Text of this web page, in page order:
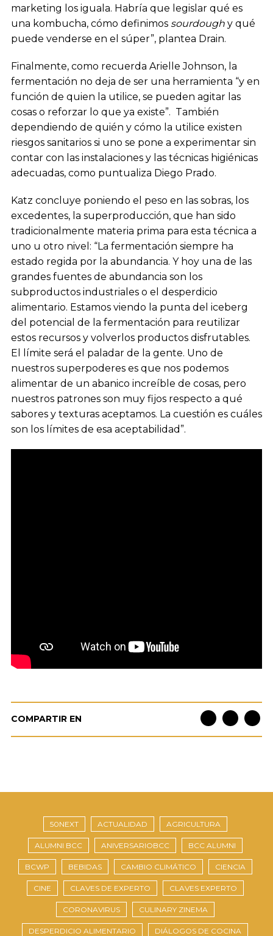
marketing los iguala. Habría que legislar qué es
una kombucha, cómo definimos sourdough y qué
puede venderse en el súper”, plantea Drain.
Finalmente, como recuerda Arielle Johnson, la
fermentación no deja de ser una herramienta “y en
función de quien la utilice, se pueden agitar las
cosas o reforzar lo que ya existe”. También
dependiendo de quién y cómo la utilice existen
riesgos sanitarios si uno se pone a experimentar sin
contar con las instalaciones y las técnicas higiénicas
adecuadas, como puntualiza Diego Prado.
Katz concluye poniendo el peso en las sobras, los
excedentes, la superproducción, que han sido
tradicionalmente materia prima para esta técnica a
uno u otro nivel: “La fermentación siempre ha
estado regida por la abundancia. Y hoy una de las
grandes fuentes de abundancia son los
subproductos industriales o el desperdicio
alimentario. Estamos viendo la punta del iceberg
del potencial de la fermentación para reutilizar
estos recursos y volverlos productos disfrutables.
El límite será el paladar de la gente. Uno de
nuestros superpoderes es que nos podemos
alimentar de un abanico increíble de cosas, pero
nuestros patrones son muy fijos respecto a qué
sabores y texturas aceptamos. La cuestión es cuáles
son los límites de esa aceptabilidad”.
COMPARTIR EN
50NEXT ACTUALIDAD AGRICULTURA
ALUMNI BCC ANIVERSARIOBCC BCC ALUMNI
BCWP BEBIDAS CAMBIO CLIMÁTICO CIENCIA
CINE CLAVES DE EXPERTO CLAVES EXPERTO
CORONAVIRUS CULINARY ZINEMA
DESPERDICIO ALIMENTARIO DIÁLOGOS DE COCINA